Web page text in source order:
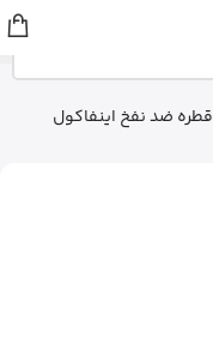
قطره ضد نفخ اینفاکول